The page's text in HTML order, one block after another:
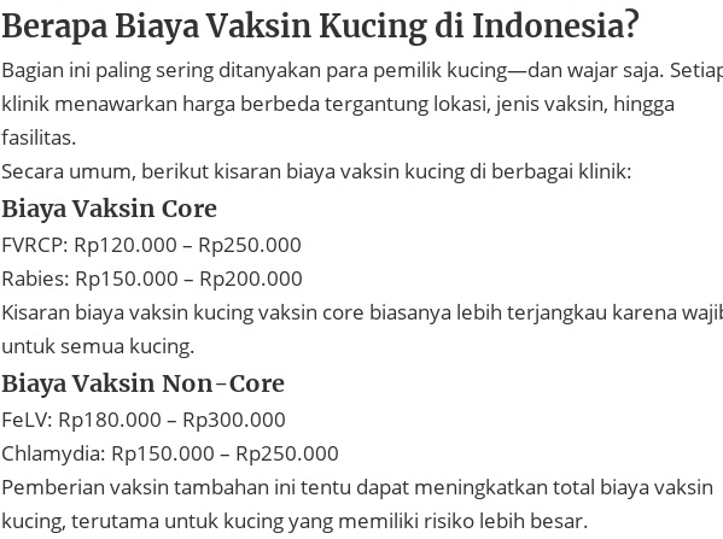
Berapa Biaya Vaksin Kucing di Indonesia?
Bagian ini paling sering ditanyakan para pemilik kucing—dan wajar saja.
klinik menawarkan harga berbeda tergantung lokasi, jenis vaksin, hingga
fasilitas.
Secara umum, berikut kisaran biaya vaksin kucing di berbagai klinik:
Biaya Vaksin Core
FVRCP: Rp120.000 – Rp250.000
Rabies: Rp150.000 – Rp200.000
Kisaran biaya vaksin kucing vaksin core biasanya lebih terjangkau karena
untuk semua kucing.
Biaya Vaksin Non-Core
FeLV: Rp180.000 – Rp300.000
Chlamydia: Rp150.000 – Rp250.000
Pemberian vaksin tambahan ini tentu dapat meningkatkan total biaya vaksin
kucing, terutama untuk kucing yang memiliki risiko lebih besar.